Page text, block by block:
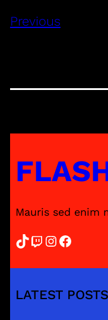
Previous
Mauris sed enim
TikTok Twitch InstagramFacebook
LATEST POSTS